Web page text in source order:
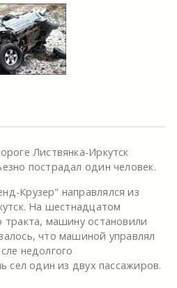
Листвянка-Иркутск
пострадал один человек.
Крузер" направлялся из
На шестнадцатом
тракта, машину остановили
что машиной управлял
недолгого
сел один из двух пассажиров.